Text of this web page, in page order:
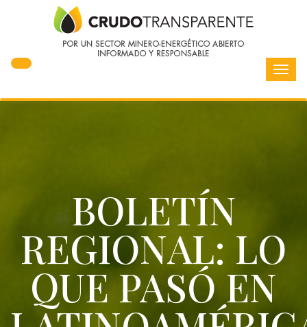
BOLETÍN
REGIONAL: LO
QUE PASÓ EN